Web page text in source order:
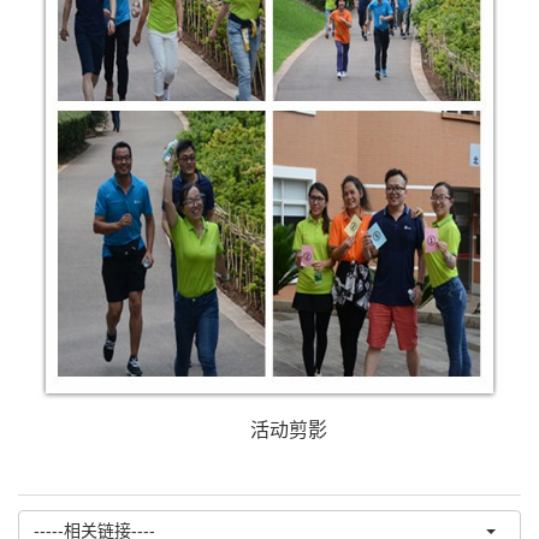
活动剪影
-----相关链接----